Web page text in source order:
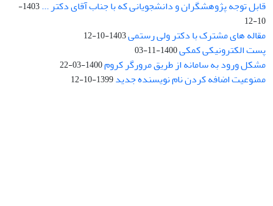
قابل توجه پژوهشگران و دانشجویانی که با جناب آقای دکتر ...
1403-
10-12
مقاله های مشترک با دکتر ولی رستمی1403-10-12
پست الکترونیکی کمکی1400-11-03
مشکل ورود به سامانه از طریق مرورگر کروم1400-03-22
ممنوعیت اضافه کردن نام نویسنده جدید1399-10-12